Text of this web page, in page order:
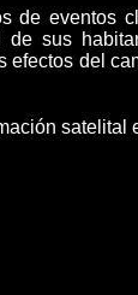
de eventos
de sus
efectos del
satelital